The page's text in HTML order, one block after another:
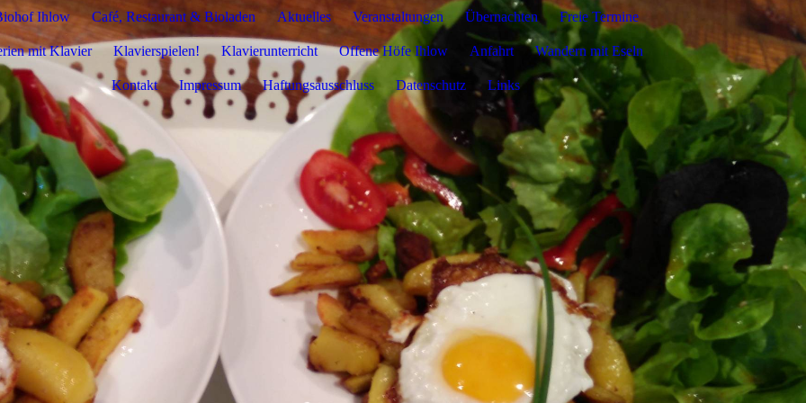
Ihlow Café, Restaurant & Bioladen Aktuelles Veranstaltungen Übernachten Freie Termine
mit Klavier Klavierspielen! Klavierunterricht Offene Höfe Ihlow Anfahrt Wandern mit Eseln
Kontakt Impressum Haftungsausschluss Datenschutz Links